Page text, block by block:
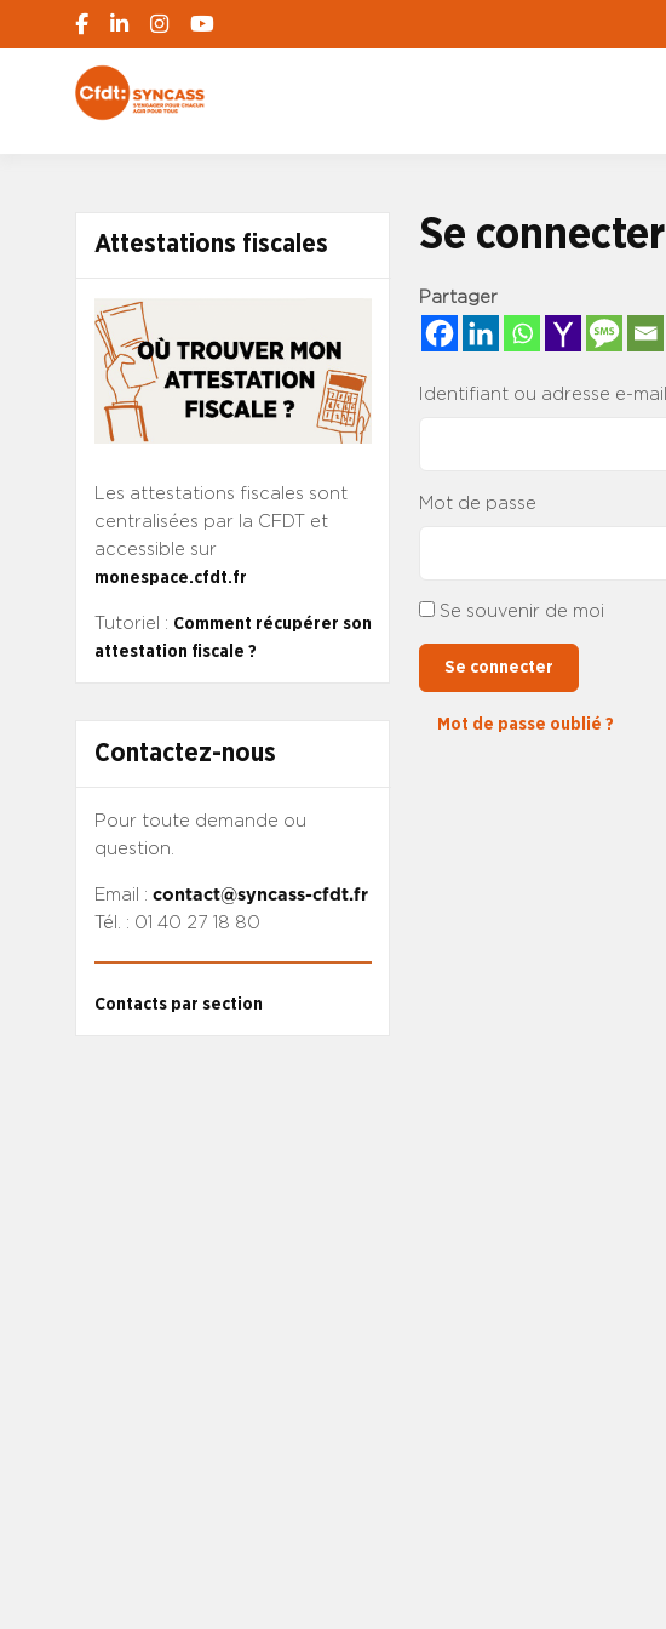
Attestations fiscales
Les attestations fiscales sont
centralisées par la CFDT et
accessible sur
monespace.cfdt.fr
Tutoriel : Comment récupérer son
attestation fiscale ?
Contactez-nous
Pour toute demande ou
question.
Email : contact@syncass-cfdt.fr
Tél. : 01 40 27 18 80
Contacts par section
Se connecter
Partager
Identifiant ou adresse e-mail
Mot de passe
Se souvenir de moi
Se connecter
Mot de passe oublié ?